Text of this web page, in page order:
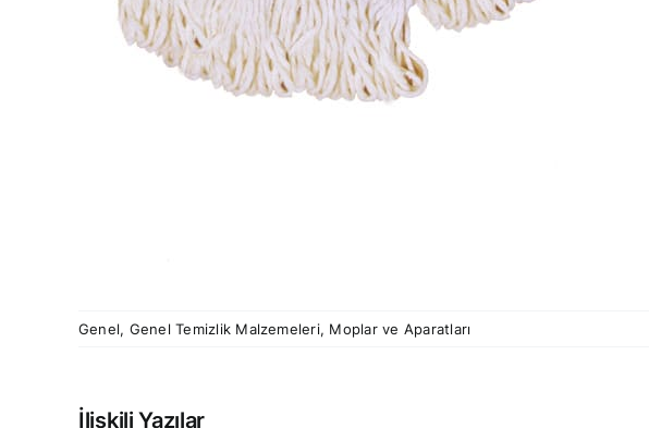
Genel, Genel Temizlik Malzemeleri, Moplar ve Aparatları
İlişkili Yazılar